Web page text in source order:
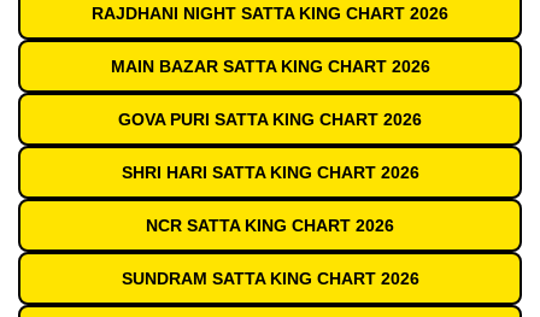
RAJDHANI NIGHT SATTA KING CHART 2026
MAIN BAZAR SATTA KING CHART 2026
GOVA PURI SATTA KING CHART 2026
SHRI HARI SATTA KING CHART 2026
NCR SATTA KING CHART 2026
SUNDRAM SATTA KING CHART 2026